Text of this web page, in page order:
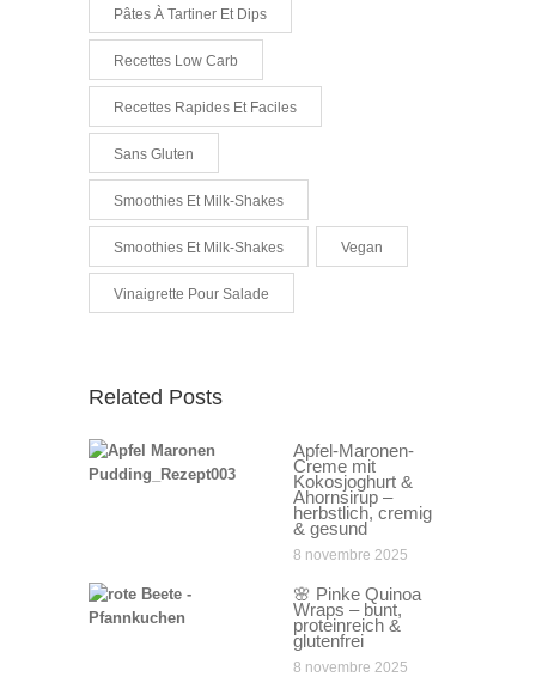
Pâtes À Tartiner Et Dips
Recettes Low Carb
Recettes Rapides Et Faciles
Sans Gluten
Smoothies Et Milk-Shakes
Smoothies Et Milk-Shakes Vegan
Vinaigrette Pour Salade
Related Posts
Apfel-Maronen-
Creme mit
Kokosjoghurt &
Ahornsirup –
herbstlich, cremig
& gesund
8 novembre 2025
🌸 Pinke Quinoa
Wraps – bunt,
proteinreich &
glutenfrei
8 novembre 2025